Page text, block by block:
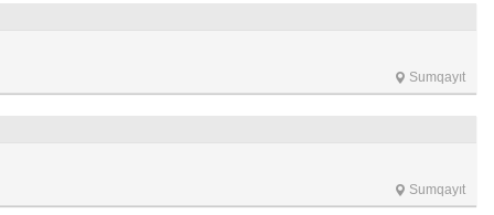
Sumqayıt
Sumqayıt